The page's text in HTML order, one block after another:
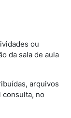
ou
da sala de aula
arquivos
consulta, no